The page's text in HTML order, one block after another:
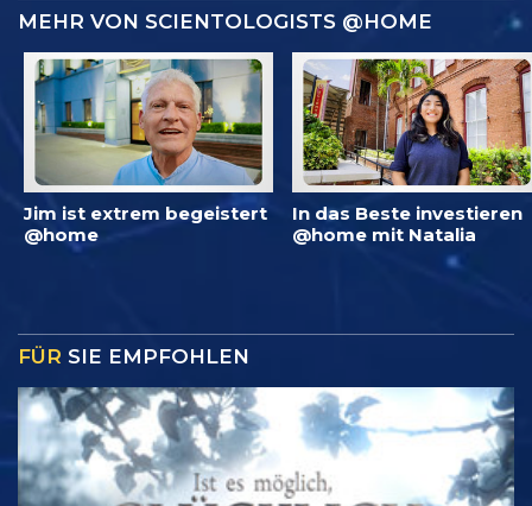
MEHR VON SCIENTOLOGISTS @HOME
Jim ist extrem begeistert
@home
In das Beste investieren
@home mit Natalia
FÜR SIE EMPFOHLEN